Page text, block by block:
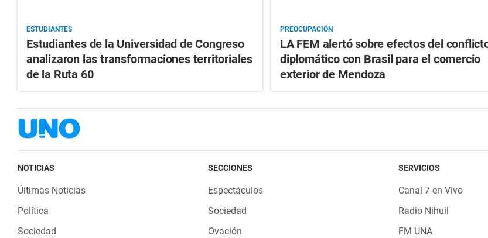
ESTUDIANTES
Estudiantes de la Universidad de Congreso
analizaron las transformaciones territoriales
de la Ruta 60
PREOCUPACIÓN
LA FEM alertó sobre efectos del
diplomático con Brasil para el comercio
exterior de Mendoza
NOTICIAS
Últimas Noticias
Política
Sociedad
SECCIONES
Espectáculos
Sociedad
Ovación
SERVICIOS
Canal 7 en Vivo
Radio Nihuil
FM UNA